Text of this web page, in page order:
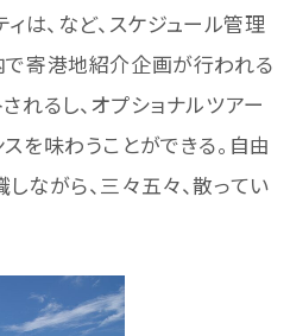
は、など、スケジュール管理
で寄港地紹介企画が行われる
れるし、オプショナルツアー
を味わうことができる。自由
ながら、三々五々、散ってい